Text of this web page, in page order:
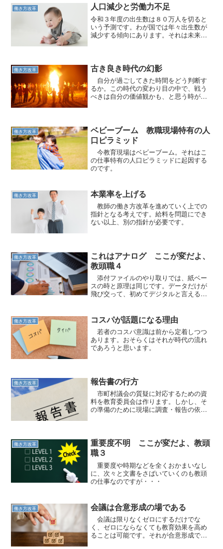
働き方改革 人口減少と労働力不足
令和３年度の出生数は８０万人を切ると
いう予測です。わが国では年々出生数が
減少する傾向にあります。それは未来の
働き方改革 古き良き時代の幻影
自分が過ごしてきた時間をどう判断す
るか。この時代の変わり目の中で、戦う
べきは自分の価値観かも、と思う時があ
働き方改革
ベビーブーム 教職現場特有の人
口ピラミッド
今教育現場はベビーブーム。それはこ
の仕事特有の人口ピラミッドに起因する
のです。
働き方改革 本業率を上げる
教師の働き方改革を進めていく上での
指針となる考えです。給料を問題にでき
ない以上、別の指針が必要です。
働き方改革
これはアナログ ここが変だよ、
教頭職４
添付ファイルのやり取りでは、紙ベー
スの時と原理は同じです。データだけが
飛び交って、初めてデジタルと言えるの
働き方改革 コスパが話題になる理由
若者のコスパ意識は前から定着しつつ
あります。おそらくはそれが時代の流れ
であろうと思います。
働き方改革 報告書の行方
市町村議会の質疑に対応するための資
料を教育委員会は作ります。しかし、そ
の準備のために現場に調査・報告の依頼
働き方改革
重要度不明 ここが変だよ、教頭
職３
重要度や時期などを全くおかまいなし
に、次々と文書をさばいていくのも教頭
の仕事なのですが・・・
働き方改革 会議は合意形成の場である
会議は限りなくゼロにするだけでな
く、ゼロにならなくても教育効果を高め
ることは可能です。それが合意形成で